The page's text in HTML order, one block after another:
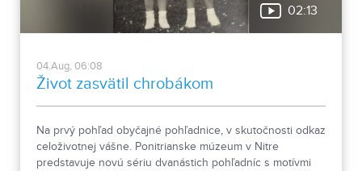
02:13
04.Aug, 06:08
Život zasvätil chrobákom
Na prvý pohľad obyčajné pohľadnice, v skutočnosti odkaz
celoživotnej vášne. Ponitrianske múzeum v Nitre
predstavuje novú sériu dvanástich pohľadníc s motívmi